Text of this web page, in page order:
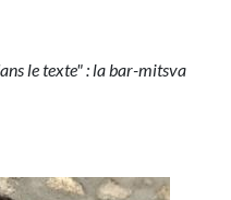
le texte" : la bar-mitsva